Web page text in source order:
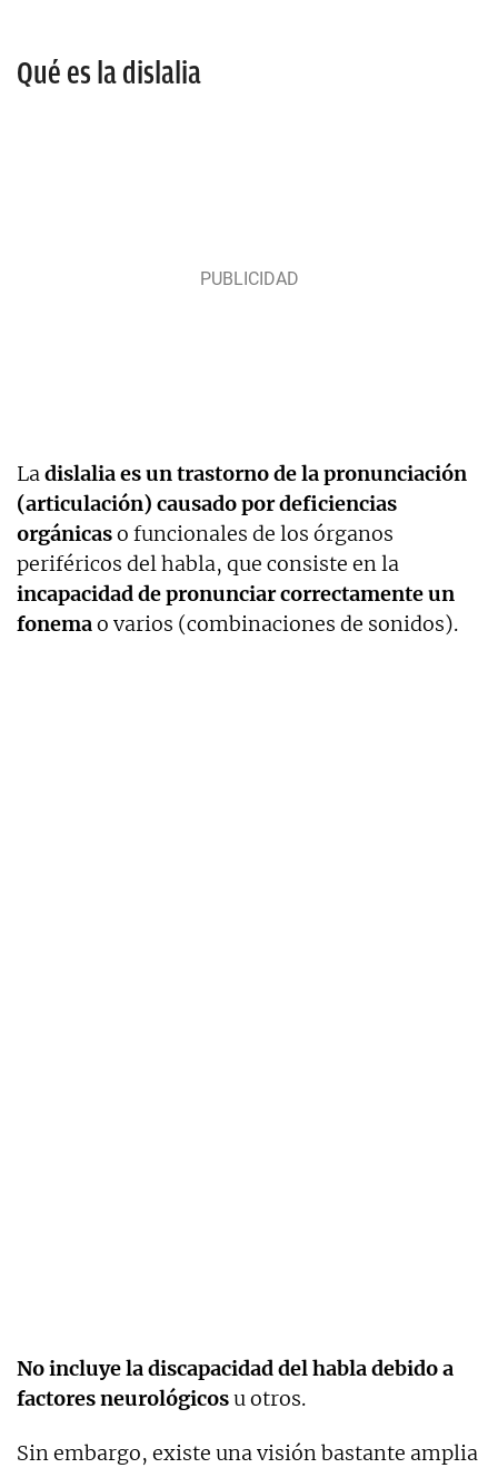
Qué es la dislalia
Ladislalia es un trastorno de la pronunciación
(articulación) causado por deficiencias
orgánicaso funcionales de los órganos
periféricos del habla, que consiste en la
incapacidad de pronunciar correctamente un
fonemao varios (combinaciones de sonidos).
No incluye la discapacidad del habla debido a
factores neurológicosu otros.
Sin embargo, existe una visión bastante amplia